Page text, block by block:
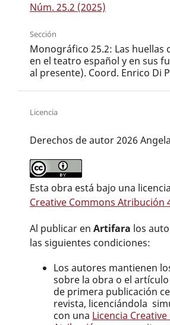
Núm. 25.2 (2025)
Sección
Monográfico 25.2: Las huellas
en el teatro español y en sus
al presente). Coord. Enrico Di
Licencia
Derechos de autor 2026
Esta obra está bajo una
Creative Commons Atribución
Al publicar en Artifara los
las siguientes condiciones:
Los autores mantienen
sobre la obra o el
de primera publicación
revista, licenciándola
con una Licencia